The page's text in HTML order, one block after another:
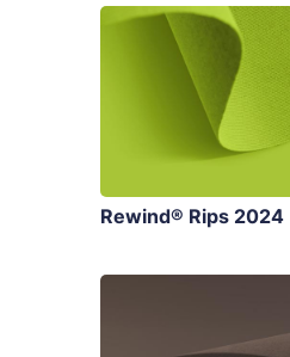
Rewind® Rips 2024